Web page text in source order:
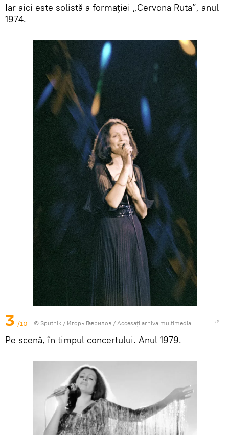
Iar aici este solistă a formației „Cervona Ruta”, anul
1974.
3 /10 © Sputnik / Игорь Гаврилов / Accesați arhiva multimedia
Pe scenă, în timpul concertului. Anul 1979.